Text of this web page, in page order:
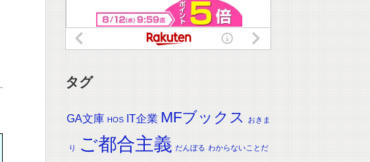
タグ
GA文庫 HOS IT企業 MFブックス おきま
り ご都合主義 だんぼる わからないことだ